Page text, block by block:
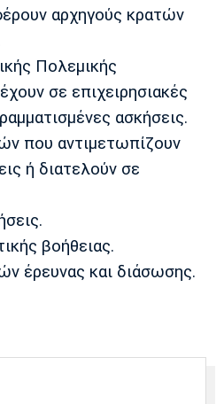
Γιουβέντους
Μίλαν Μπάγερν
Παρί Σεν
αρχηγούς κρατών
Πολεμικής
σε επιχειρησιακές
ασκήσεις.
που αντιμετωπίζουν
ή διατελούν σε
βοήθειας.
έρευνας και διάσωσης.